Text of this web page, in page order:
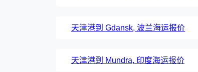
天津港到 Gdansk, 波兰海运报价
天津港到 Mundra, 印度海运报价